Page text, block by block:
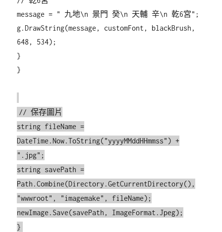
message = " 九地\n 景門 癸\n 天輔 辛\n 乾6宮";
g.DrawString(message, customFont, blackBrush,
648, 534);
}
}
// 保存圖片
string fileName =
DateTime.Now.ToString("yyyyMMddHHmmss") +
".jpg";
string savePath =
Path.Combine(Directory.GetCurrentDirectory(),
"wwwroot", "imagemake", fileName);
newImage.Save(savePath, ImageFormat.Jpeg);
}